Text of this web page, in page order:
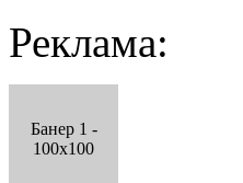
Реклама:
Банер 1 -
100x100